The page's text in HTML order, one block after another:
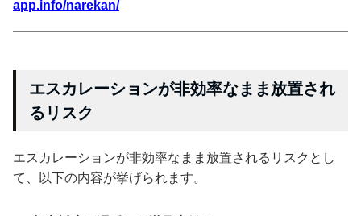
app.info/narekan/
エスカレーションが非効率なまま放置され
るリスク
エスカレーションが非効率なまま放置されるリスクとし
て、以下の内容が挙げられます。